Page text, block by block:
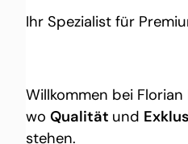
Ihr Spezialist für
Willkommen bei
wo Qualität und
stehen.